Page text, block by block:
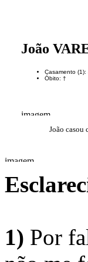
João
Casamento (1):
Óbito: †
João casou
1) Por